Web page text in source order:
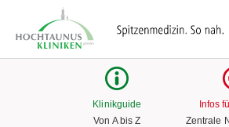
Klinikguide
Von A bis Z
Infos
Zentrale